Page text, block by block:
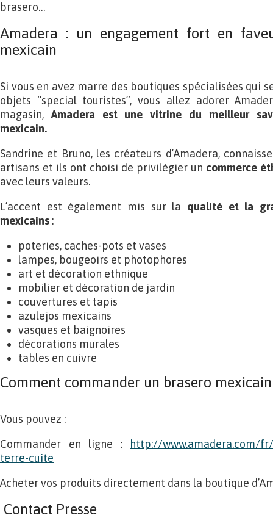
brasero…
Amadera : un engagement fort en
mexicain
Si vous en avez marre des boutiques spécialisées qui
objets “special touristes”, vous allez adorer
magasin,Amadera est une vitrine du meilleur
mexicain.
Sandrine et Bruno, les créateurs d’Amadera,
artisans et ils ont choisi de privilégier un commerce
avec leurs valeurs.
L’accent est également mis sur la qualité et la
mexicains :
poteries, caches-pots et vases
lampes, bougeoirs et photophores
art et décoration ethnique
mobilier et décoration de jardin
couvertures et tapis
azulejos mexicains
vasques et baignoires
décorations murales
tables en cuivre
Comment commander un brasero
Vous pouvez :
Commander en ligne :
http://www.amadera.com/fr/
terre-cuite
Acheter vos produits directement dans la boutique
Contact Presse